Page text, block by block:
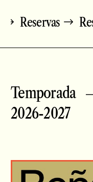
Reservas
Temporada
2026-2027